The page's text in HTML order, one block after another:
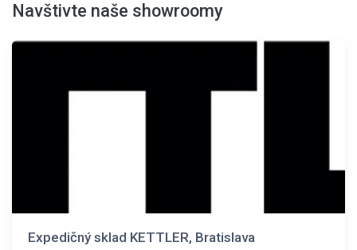
Navštivte naše showroomy
Expedičný sklad KETTLER, Bratislava